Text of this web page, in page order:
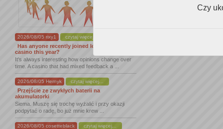
2026/08/05 rixy1 czytaj więcej...
Has anyone recently joined lordofspins
casino this year?
It's always interesting how opinions change over
time. A casino that had mixed feedback a ...
2026/08/05 Hernyk czytaj więcej...
Przejście ze zwykłych baterii na
akumulatorki
Siema. Muszę się trochę wyżalić i przy okazji
podpytać o radę, bo już mnie krew ...
2026/08/05 cosetteblack czytaj więcej...
Czy